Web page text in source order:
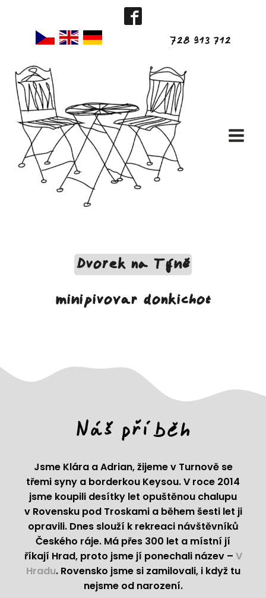
728 913 712
Dvorek na Týně
minipivovar donkichot
Náš příběh
Jsme Klára a Adrian, žijeme v Turnově se
třemi syny a borderkou Keysou. V roce 2014
jsme koupili desítky let opuštěnou chalupu
v Rovensku pod Troskami a během šesti let ji
opravili. Dnes slouží k rekreaci návštěvníků
Českého ráje. Má přes 300 let a místní jí
říkají Hrad, proto jsme jí ponechali název – V
Hradu. Rovensko jsme si zamilovali, i když tu
nejsme od narození.